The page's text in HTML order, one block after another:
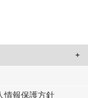
たコンテンツや広告の
情報保護方針